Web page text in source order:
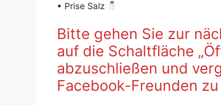
• Prise Salz
Bitte gehen Sie zur
auf die Schaltfläche
abzuschließen und
Facebook-Freunden zu